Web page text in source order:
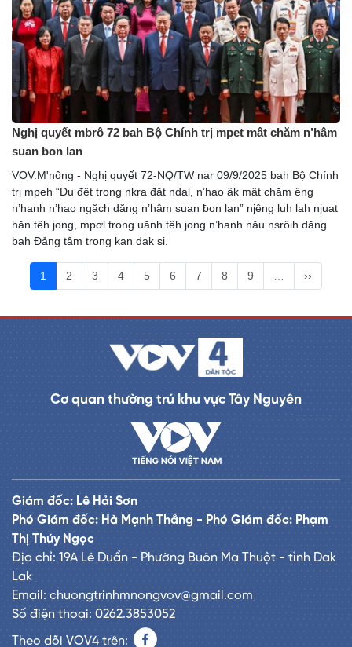
Nghị quyết mbrô 72 bah Bộ Chính trị mpet mât chăm n’hâm
suan ƀon lan
VOV.M'nông - Nghị quyết 72-NQ/TW nar 09/9/2025 bah Bộ Chính
trị mpeh “Du đêt trong nkra đăt ndal, n’hao âk mât chăm êng
n’hanh n’hao ngăch dăng n’hâm suan ƀon lan” njêng luh lah njuat
hăn têh jong, mpơl trong uănh têh jong n’hanh nău nsrôih dăng
bah Đảng tâm trong kan dak si.
1 2 3 4 5 6 7 8 9 … ››
Cơ quan thường trú khu vực Tây Nguyên
Giám đốc: Lê Hải Sơn
Phó Giám đốc: Hà Mạnh Thắng - Phó Giám đốc: Phạm
Thị Thúy Ngọc
Địa chỉ: 19A Lê Duẩn - Phường Buôn Ma Thuột - tỉnh Dak
Lak
Email: chuongtrinhmnongvov@gmail.com
Số điện thoại: 0262.3853052
Theo dõi VOV4 trên: